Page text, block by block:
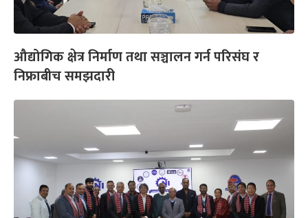
औद्योगिक क्षेत्र निर्माण तथा सञ्चालन गर्न परिसंघ र
निफ्राबीच समझदारी